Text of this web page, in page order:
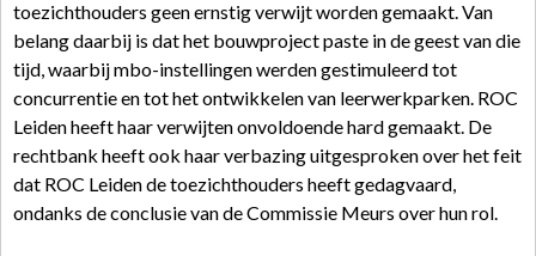
toezichthouders geen ernstig verwijt worden gemaakt. Van
belang daarbij is dat het bouwproject paste in de geest van die
tijd, waarbij mbo-instellingen werden gestimuleerd tot
concurrentie en tot het ontwikkelen van leerwerkparken. ROC
Leiden heeft haar verwijten onvoldoende hard gemaakt. De
rechtbank heeft ook haar verbazing uitgesproken over het feit
dat ROC Leiden de toezichthouders heeft gedagvaard,
ondanks de conclusie van de Commissie Meurs over hun rol.